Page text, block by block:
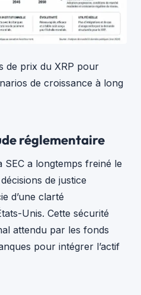
de prix du XRP pour
de croissance à long
réglementaire
SEC a longtemps freiné le
de justice
d’une clarté
Unis. Cette sécurité
attendu par les fonds
pour intégrer l’actif